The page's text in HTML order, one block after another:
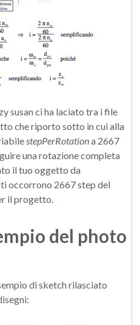
susan ci ha laciato tra i file
che riporto sotto in cui alla
stepPerRotationa 2667
una rotazione completa
il tuo oggetto da
occorrono 2667 step del
il progetto.
del photo
di sketch rilasciato